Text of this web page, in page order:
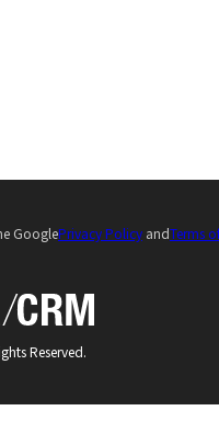
Reserved.
GooglePrivacy Policy andTerms